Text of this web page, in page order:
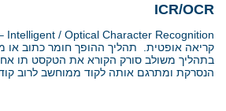
ICR/OCR
Intelligent / Optical Character Recognition
קריאה אופטית. תהליך ההופך חומר כתוב או
בתהליך משולב סורק הקורא את הטקסט תו
הנסרקת ומתרגם אותה לקוד ממוחשב לרוב